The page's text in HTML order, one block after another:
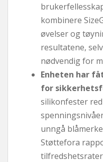
kombinere
øvelser og
resultatene,
nødvendig for
Enheten har
for
silikonfester
unngå
Støttefora